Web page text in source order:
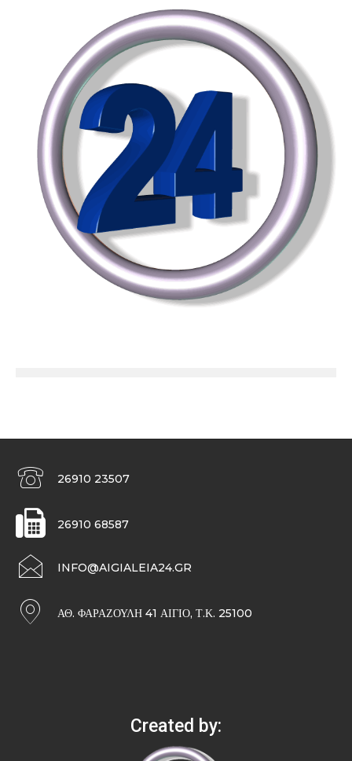
26910 23507
26910 68587
INFO@AIGIALEIA24.GR
ΑΘ. ΦΑΡΑΖΟΥΛΉ 41 ΑΊΓΙΟ, Τ.Κ. 25100
Created by: